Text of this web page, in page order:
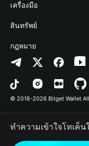
ข่าวสารด้านคริปโต
ศูนย์ช่วยเหลือ
ติดต่อเรา
ทรัพยากรข้อมูลของแบรนด์
อาชีพ
Payfi Crypto
Crypto Swap API
Altcoin Season Index
Prediction Markets
DApp
RWA
เชื่อมต่อ Wallet
Bitget Wallet Pay
ลิสต์โปรเจกต์
Protection Fund
เทคโนโลยีความปลอดภัย
เครื่องมือ
ซื้อคริปโต
การตรวจจับการอนุญาต
การตรวจจับสัญญา
การโอนเป็นชุด
สินทรัพย์
Arbitrum
Avalanche
Bitcoin
Polygon
กฎหมาย
นโยบายความเป็นส่วนตัว
ข้อตกลงในการใช้บริการ
© 2018-2026 Bitget Wallet
ทำความเข้าใจโทเค็